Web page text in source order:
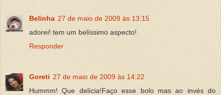
Belinha 27 de maio de 2009 às 13:15
adorei! tem um belíssimo aspecto!
Responder
Goreti 27 de maio de 2009 às 14:22
Hummm! Que delícia!Faço esse bolo mas ao invés do